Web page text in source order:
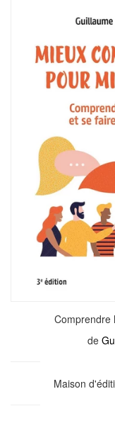
Comprendre
de
Maison